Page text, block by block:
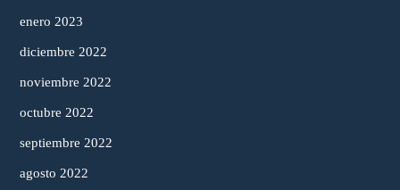
enero 2023
diciembre 2022
noviembre 2022
octubre 2022
septiembre 2022
agosto 2022